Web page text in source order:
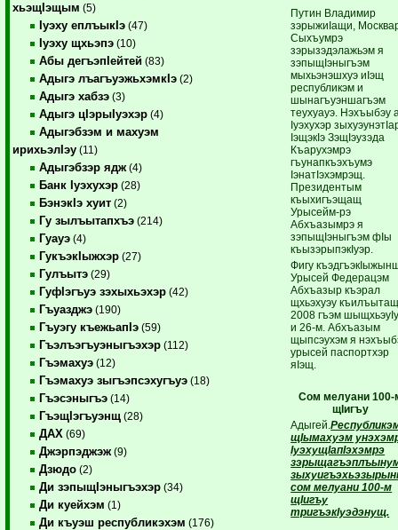
хьэщIэщым (5)
Iуэху еплъыкIэ (47)
Iуэху щхьэпэ (10)
Абы дегъэпIейтей (83)
Адыгэ лъагъуэжьхэмкIэ (2)
Адыгэ хабзэ (3)
Адыгэ цIэрыIуэхэр (4)
Адыгэбзэм и махуэм
ирихьэлIэу (11)
Адыгэбзэр ядж (4)
Банк Iуэхухэр (28)
БэнэкIэ хуит (2)
Гу зылъытапхъэ (214)
Гуауэ (4)
ГукъэкIыжхэр (27)
Гулъытэ (29)
ГуфIэгъуэ зэхыхьэхэр (42)
Гъуазджэ (190)
Гъуэгу къежьапIэ (59)
Гъэлъэгъуэныгъэхэр (112)
Гъэмахуэ (12)
Гъэмахуэ зыгъэпсэхугъуэ (18)
Гъэсэныгъэ (14)
ГъэщIэгъуэнщ (28)
ДАХ (69)
Джэрпэджэж (9)
Дзюдо (2)
Ди зэпыщIэныгъэхэр (34)
Ди куейхэм (1)
Ди къуэш республикэхэм (176)
Путин Владимир
зэрыжиIащи,
Сыхъумрэ
зэрызэдэлажьэм я
зэпыщIэныгъэм
мыхьэнэшхуэ иIэщ
республикэм и
шынагъуэншагъэм
теухуауэ. Нэхъыбэу
Iуэхухэр
IэщэкIэ ЗэщIэузэда
Къарухэмрэ
гъунапкъэхъумэ
IэнатIэхэмрэщ.
Президентым
къыхигъэщащ
Урысейм-рэ
Абхъазымрэ я
зэпыщIэныгъэм фIы
къызэрыпэкIуэр.
Фигу
Урысей Федерацэм
Абхъазыр къэрал
щхьэхуэу
2008 гъэм
и 26-м. Абхъазым
щыпсэухэм я
урысей паспортхэр
яIэщ.
Сом мелуани 100-
щIигъу
Адыгей.
щIымахуэм
IуэхущIапIэхэмрэ
сом мелуани 100-м
щIигъу
тригъэкIуэдэнущ.